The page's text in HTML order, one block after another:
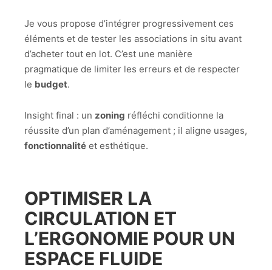
Je vous propose d’intégrer progressivement ces
éléments et de tester les associations in situ avant
d’acheter tout en lot. C’est une manière
pragmatique de limiter les erreurs et de respecter
le budget.
Insight final : un zoning réfléchi conditionne la
réussite d’un plan d’aménagement ; il aligne usages,
fonctionnalité et esthétique.
OPTIMISER LA
CIRCULATION ET
L’ERGONOMIE POUR UN
ESPACE FLUIDE